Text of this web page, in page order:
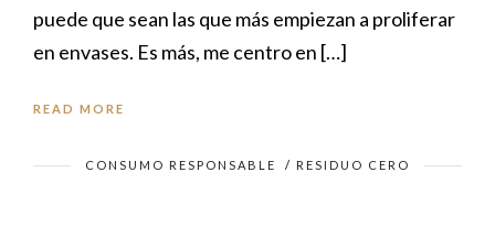
puede que sean las que más empiezan a proliferar
en envases. Es más, me centro en […]
READ MORE
CONSUMO RESPONSABLE / RESIDUO CERO